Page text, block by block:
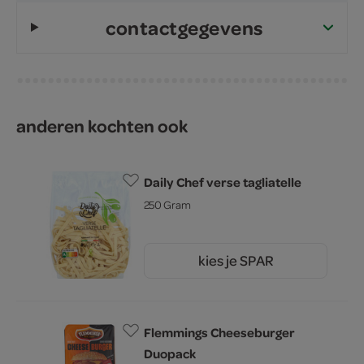
contactgegevens
anderen kochten ook
Daily Chef verse tagliatelle
250 Gram
kies je SPAR
Flemmings Cheeseburger
Duopack